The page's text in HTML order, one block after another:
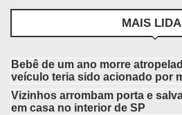
MAIS
Bebê de um ano morre
veículo teria sido acionado por
Vizinhos arrombam porta e
em casa no interior de SP